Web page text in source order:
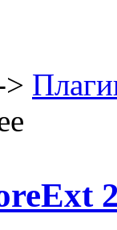
>